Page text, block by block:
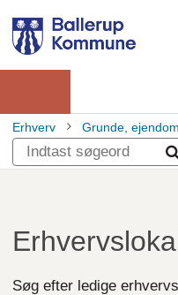
hovedindhold
Primær
Brødkrumme
Erhverv Grunde,
Søg efter ledige